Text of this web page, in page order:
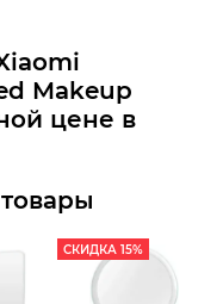
Makeup
цене в
СКИДКА 15%